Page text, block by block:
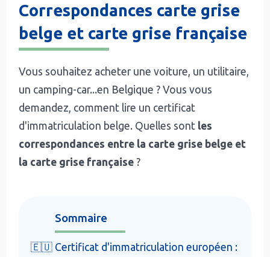
Correspondances carte grise
belge et carte grise française
Vous souhaitez acheter une voiture, un utilitaire,
un camping-car...en Belgique ? Vous vous
demandez, comment lire un certificat
d'immatriculation belge. Quelles sont les
correspondances entre la carte grise belge et
la carte grise française ?
Sommaire
🇪🇺 Certificat d'immatriculation européen :